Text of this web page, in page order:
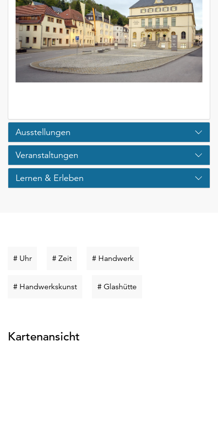
Ausstellungen
Veranstaltungen
Lernen & Erleben
# UhrSchlüsselwort
# ZeitSchlüsselwort
# Handwerk
# HandwerkskunstSchlüsselwort
# Glashütte
Kartenansicht